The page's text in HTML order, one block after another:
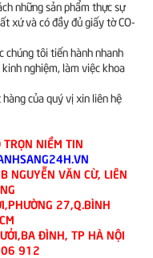
những sản phẩm thực sự
xứ và có đầy đủ giấy tờ CO-
chúng tôi tiến hành nhanh
nghiệm, làm việc khoa
của quý vị xin liên hệ
TRỌN NIỀM TIN
NGUYỄN VĂN CỪ, LIÊN
27,Q.BÌNH
ĐÌNH, TP HÀ NỘI
912